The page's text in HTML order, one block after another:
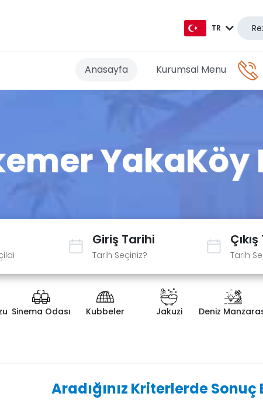
TR
RU
Anasayfa Kurumsal Menu
Giriş Tarihi
Tarih Seçiniz? Tarih
Sinema Odası Kubbeler Jakuzi Deniz
Aradığınız Kriterlerde